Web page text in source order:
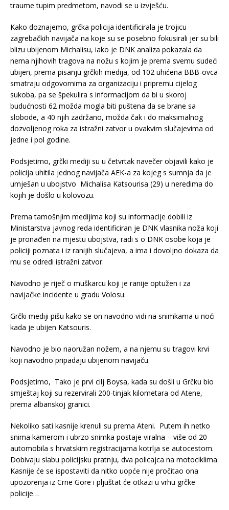
traume tupim predmetom, navodi se u izvješću.
Kako doznajemo, grčka policija identificirala je trojicu
zagrebačkih navijača na koje su se posebno fokusirali jer su bili
blizu ubijenom Michalisu, iako je DNK analiza pokazala da
nema njihovih tragova na nožu s kojim je prema svemu sudeći
ubijen, prema pisanju grčkih medija, od 102 uhićena BBB-ovca
smatraju odgovornima za organizaciju i pripremu cijelog
sukoba, pa se špekulira s informacijom da bi u skoroj
budućnosti 62 možda mogla biti puštena da se brane sa
slobode, a 40 njih zadržano, možda čak i do maksimalnog
dozvoljenog roka za istražni zatvor u ovakvim slučajevima od
jedne i pol godine.
Podsjetimo, grčki mediji su u četvrtak navečer objavili kako je
policija uhitila jednog navijača AEK-a za kojeg s sumnja da je
umješan u ubojstvo Michalisa Katsourisa (29) u neredima do
kojih je došlo u kolovozu.
Prema tamošnjim medijima koji su informacije dobili iz
Ministarstva javnog reda identificiran je DNK vlasnika noža koji
je pronađen na mjestu ubojstva, radi s o DNK osobe koja je
policiji poznata i iz ranijih slučajeva, a ima i dovoljno dokaza da
mu se odredi istražni zatvor.
Navodno je riječ o muškarcu koji je ranije optužen i za
navijačke incidente u gradu Volosu.
Grčki mediji pišu kako se on navodno vidi na snimkama u noći
kada je ubijen Katsouris.
Navodno je bio naoružan nožem, a na njemu su tragovi krvi
koji navodno pripadaju ubijenom navijaču.
Podsjetimo, Tako je prvi cilj Boysa, kada su došli u Grčku bio
smještaj koji su rezervirali 200-tinjak kilometara od Atene,
prema albanskoj granici.
Nekoliko sati kasnije krenuli su prema Ateni. Putem ih netko
snima kamerom i ubrzo snimka postaje viralna – više od 20
automobila s hrvatskim registracijama kotrlja se autocestom.
Dobivaju slabu policijsku pratnju, dva policajca na motociklima.
Kasnije će se ispostaviti da nitko uopće nije pročitao ona
upozorenja iz Crne Gore i pljuštat će otkazi u vrhu grčke
policije…